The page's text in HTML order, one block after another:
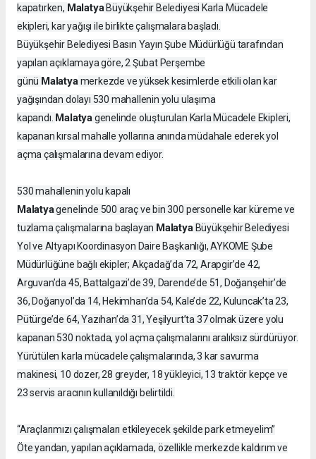
kapatırken, Malatya Büyükşehir Belediyesi Karla Mücadele
ekipleri, kar yağışı ile birlikte çalışmalara başladı.
Büyükşehir Belediyesi Basın Yayın Şube Müdürlüğü tarafından
yapılan açıklamaya göre, 2 Şubat Perşembe
günü Malatyamerkezde ve yüksek kesimlerde etkili olan kar
yağışından dolayı 530 mahallenin yolu ulaşıma
kapandı. Malatyagenelinde oluşturulan Karla Mücadele Ekipleri,
kapanan kırsal mahalle yollarına anında müdahale ederek yol
açma çalışmalarına devam ediyor.
530 mahallenin yolu kapalı
Malatyagenelinde 500 araç ve bin 300 personelle kar küreme ve
tuzlama çalışmalarına başlayan MalatyaBüyükşehir Belediyesi
Yol ve Altyapı Koordinasyon Daire Başkanlığı, AYKOME Şube
Müdürlüğüne bağlı ekipler; Akçadağ’da 72, Arapgir’de 42,
Arguvan’da 45, Battalgazi’de 39, Darende’de 51, Doğanşehir’de
36, Doğanyol’da 14, Hekimhan’da 54, Kale’de 22, Kuluncak’ta 23,
Pütürge’de 64, Yazıhan’da 31, Yeşilyurt’ta 37 olmak üzere yolu
kapanan 530 noktada, yol açma çalışmalarını aralıksız sürdürüyor.
Yürütülen karla mücadele çalışmalarında, 3 kar savurma
makinesi, 10 dozer, 28 greyder, 18 yükleyici, 13 traktör kepçe ve
23 servis aracının kullanıldığı belirtildi.
“Araçlarımızı çalışmaları etkileyecek şekilde park etmeyelim”
Öte yandan, yapılan açıklamada, özellikle merkezde kaldırım ve